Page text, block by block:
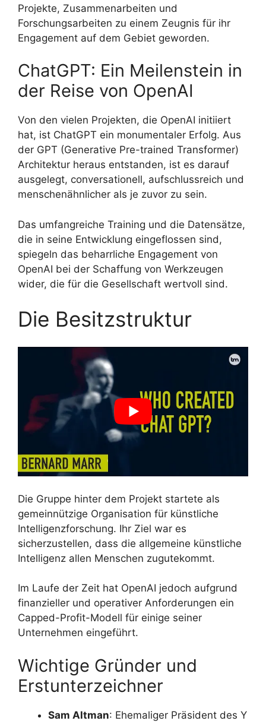
Projekte, Zusammenarbeiten und
Forschungsarbeiten zu einem Zeugnis für ihr
Engagement auf dem Gebiet geworden.
ChatGPT: Ein Meilenstein in
der Reise von OpenAI
Von den vielen Projekten, die OpenAI initiiert
hat, ist ChatGPT ein monumentaler Erfolg. Aus
der GPT (Generative Pre-trained Transformer)
Architektur heraus entstanden, ist es darauf
ausgelegt, conversationell, aufschlussreich und
menschenähnlicher als je zuvor zu sein.
Das umfangreiche Training und die Datensätze,
die in seine Entwicklung eingeflossen sind,
spiegeln das beharrliche Engagement von
OpenAI bei der Schaffung von Werkzeugen
wider, die für die Gesellschaft wertvoll sind.
Die Besitzstruktur
Die Gruppe hinter dem Projekt startete als
gemeinnützige Organisation für künstliche
Intelligenzforschung. Ihr Ziel war es
sicherzustellen, dass die allgemeine künstliche
Intelligenz allen Menschen zugutekommt.
Im Laufe der Zeit hat OpenAI jedoch aufgrund
finanzieller und operativer Anforderungen ein
Capped-Profit-Modell für einige seiner
Unternehmen eingeführt.
Wichtige Gründer und
Erstunterzeichner
Sam Altman: Ehemaliger Präsident des Y